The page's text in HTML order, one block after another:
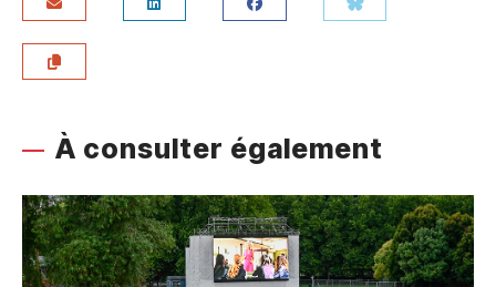
À consulter également